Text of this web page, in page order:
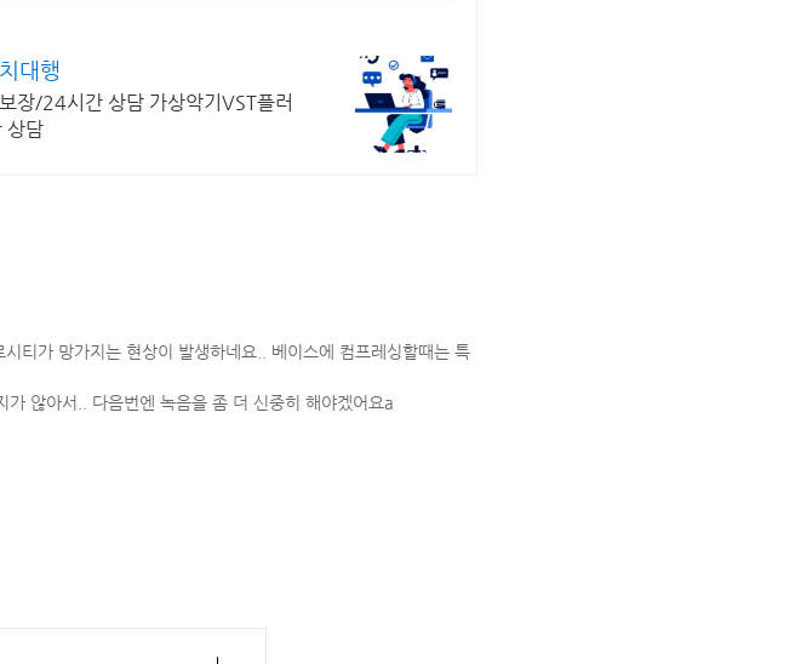
대행
장/24시간 상담 가상악기VST플러
상담
티가 망가지는 현상이 발생하네요.. 베이스에 컴프레싱할때는 특
않아서.. 다음번엔 녹음을 좀 더 신중히 해야겠어요a